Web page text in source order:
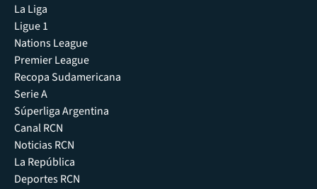
La Liga
Ligue 1
Nations League
Premier League
Recopa Sudamericana
Serie A
Súperliga Argentina
Canal RCN
Noticias RCN
La República
Deportes RCN